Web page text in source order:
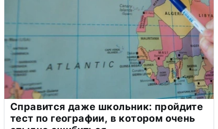
Справится даже школьник: пройдите
тест по географии, в котором очень